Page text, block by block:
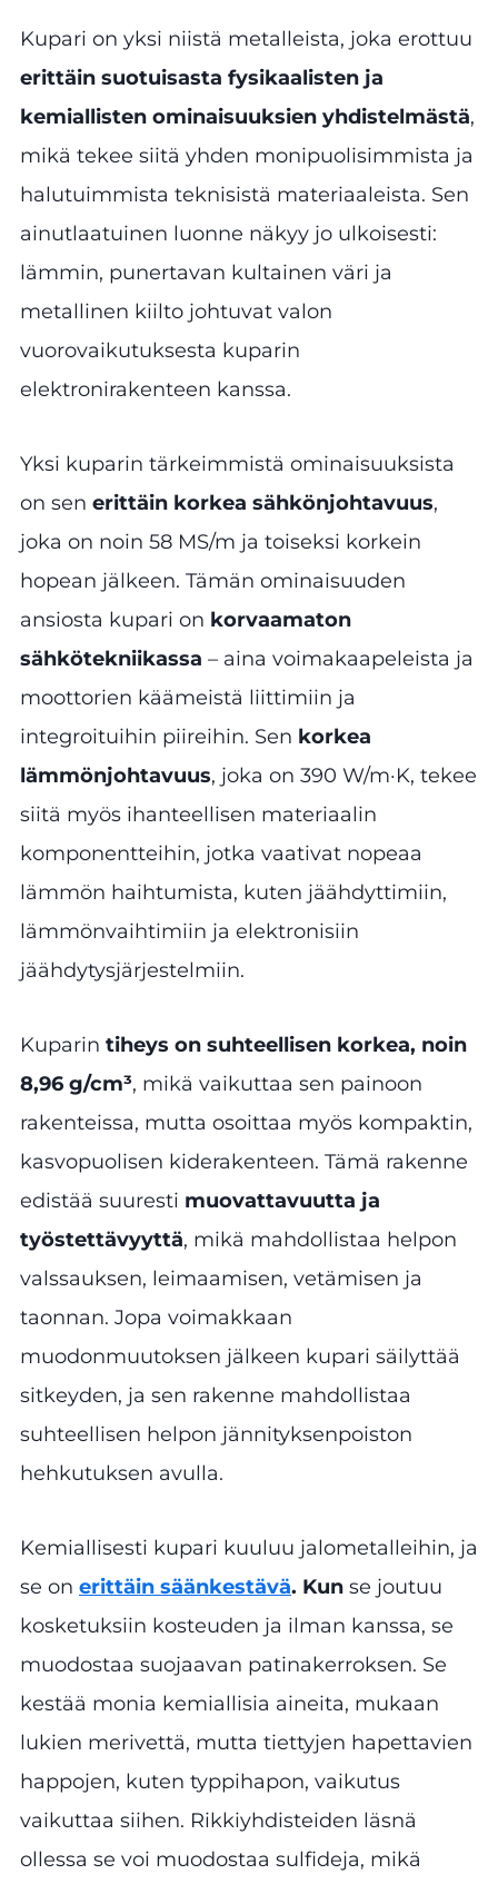
Kupari on yksi niistä metalleista, joka erottuu
erittäin suotuisasta fysikaalisten ja
kemiallisten ominaisuuksien yhdistelmästä,
mikä tekee siitä yhden monipuolisimmista ja
halutuimmista teknisistä materiaaleista. Sen
ainutlaatuinen luonne näkyy jo ulkoisesti:
lämmin, punertavan kultainen väri ja
metallinen kiilto johtuvat valon
vuorovaikutuksesta kuparin
elektronirakenteen kanssa.
Yksi kuparin tärkeimmistä ominaisuuksista
on sen erittäin korkea sähkönjohtavuus,
joka on noin 58 MS/m ja toiseksi korkein
hopean jälkeen. Tämän ominaisuuden
ansiosta kupari on korvaamaton
sähkötekniikassa – aina voimakaapeleista ja
moottorien käämeistä liittimiin ja
integroituihin piireihin. Sen korkea
lämmönjohtavuus, joka on 390 W/m·K, tekee
siitä myös ihanteellisen materiaalin
komponentteihin, jotka vaativat nopeaa
lämmön haihtumista, kuten jäähdyttimiin,
lämmönvaihtimiin ja elektronisiin
jäähdytysjärjestelmiin.
Kuparin tiheys on suhteellisen korkea, noin
8,96 g/cm³, mikä vaikuttaa sen painoon
rakenteissa, mutta osoittaa myös kompaktin,
kasvopuolisen kiderakenteen. Tämä rakenne
edistää suuresti muovattavuutta ja
työstettävyyttä, mikä mahdollistaa helpon
valssauksen, leimaamisen, vetämisen ja
taonnan. Jopa voimakkaan
muodonmuutoksen jälkeen kupari säilyttää
sitkeyden, ja sen rakenne mahdollistaa
suhteellisen helpon jännityksenpoiston
hehkutuksen avulla.
Kemiallisesti kupari kuuluu jalometalleihin, ja
se on erittäin säänkestävä. Kun se joutuu
kosketuksiin kosteuden ja ilman kanssa, se
muodostaa suojaavan patinakerroksen. Se
kestää monia kemiallisia aineita, mukaan
lukien merivettä, mutta tiettyjen hapettavien
happojen, kuten typpihapon, vaikutus
vaikuttaa siihen. Rikkiyhdisteiden läsnä
ollessa se voi muodostaa sulfideja, mikä